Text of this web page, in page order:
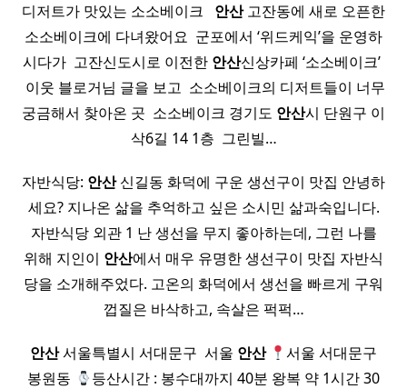
디저트가 맛있는 소소베이크 ​ ​ 안산고잔동에 새로 오픈한
소소베이크에 다녀왔어요 ​ 군포에서 ‘위드케익’을 운영하
시다가 ​ 고잔신도시로 이전한 안산신상카페 ‘소소베이크’ ​
​ 이웃 블로거님 글을 보고 ​ 소소베이크의 디저트들이 너무
궁금해서 찾아온 곳 ​ 소소베이크 경기도 안산시 단원구 이
삭6길 14 1층 ​ 그린빌…
자반식당: 안산신길동 화덕에 구운 생선구이 맛집 안녕하
세요? 지나온 삶을 추억하고 싶은 소시민 삶과숙입니다.
자반식당 외관 1 난 생선을 무지 좋아하는데, 그런 나를
위해 지인이 안산에서 매우 유명한 생선구이 맛집 자반식
당을 소개해주었다. 고온의 화덕에서 생선을 빠르게 구워
껍질은 바삭하고, 속살은 퍽퍽…
안산서울특별시 서대문구 ​ 서울 안산
서울 서대문구
봉원동
등산시간 : 봉수대까지 40분 왕복 약 1시간 30